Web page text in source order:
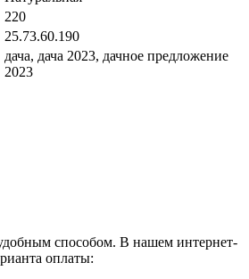
220
25.73.60.190
дача, дача 2023, дачное предложение
2023
способом. В нашем интернет-
оплаты: